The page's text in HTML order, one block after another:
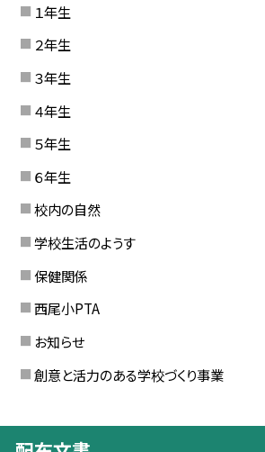
１年生
２年生
３年生
４年生
５年生
６年生
校内の自然
学校生活のようす
保健関係
西尾小PTA
お知らせ
創意と活力のある学校づくり事業